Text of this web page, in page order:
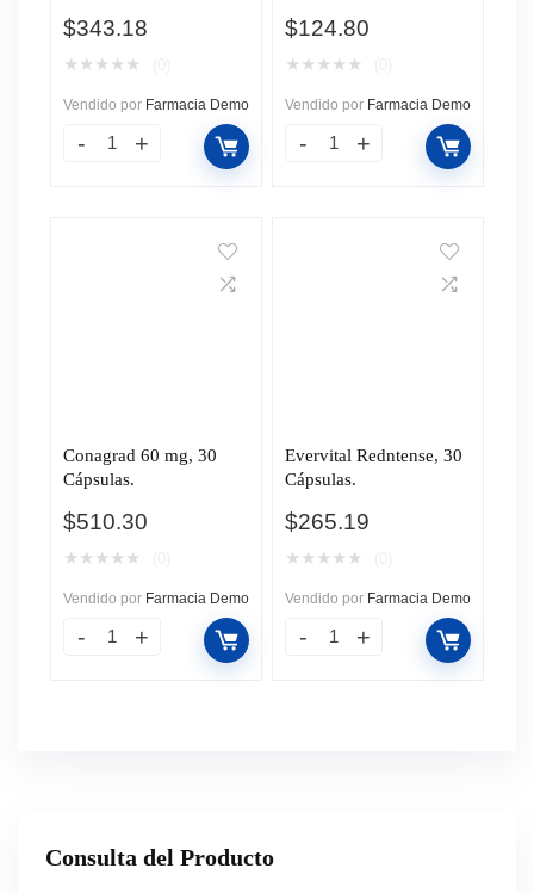
$343.18
★ ★ ★ ★ ★
Vendido por Farmacia Demo
$124.80
★ ★ ★ ★ ★
Vendido por Farmacia Demo
Conagrad 60 mg, 30
Cápsulas.
$510.30
★ ★ ★ ★ ★
Vendido por Farmacia Demo
Evervital Redntense, 30
Cápsulas.
$265.19
★ ★ ★ ★ ★
Vendido por Farmacia Demo
Consulta del Producto